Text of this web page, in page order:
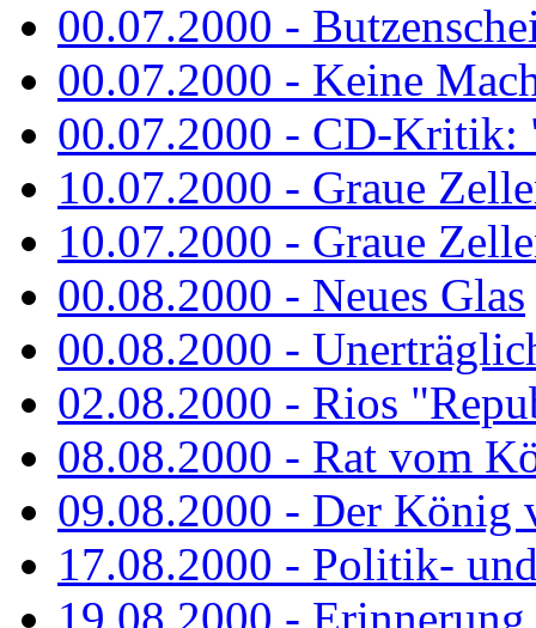
00.07.2000 -
00.07.2000 - Keine
00.07.2000 - CD-Kritik:
10.07.2000 - Graue
10.07.2000 - Graue
00.08.2000 - Neues Glas
00.08.2000 -
02.08.2000 - Rios
08.08.2000 - Rat vom
09.08.2000 - Der König
17.08.2000 - Politik-
19.08.2000 -